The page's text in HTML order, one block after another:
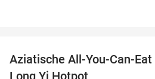
Aziatische All-You-Can-
Long Yi Hotpot